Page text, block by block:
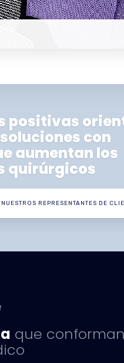
positivas
con
aumentan los
quirúrgicos
REPRESENTANTES DE
que